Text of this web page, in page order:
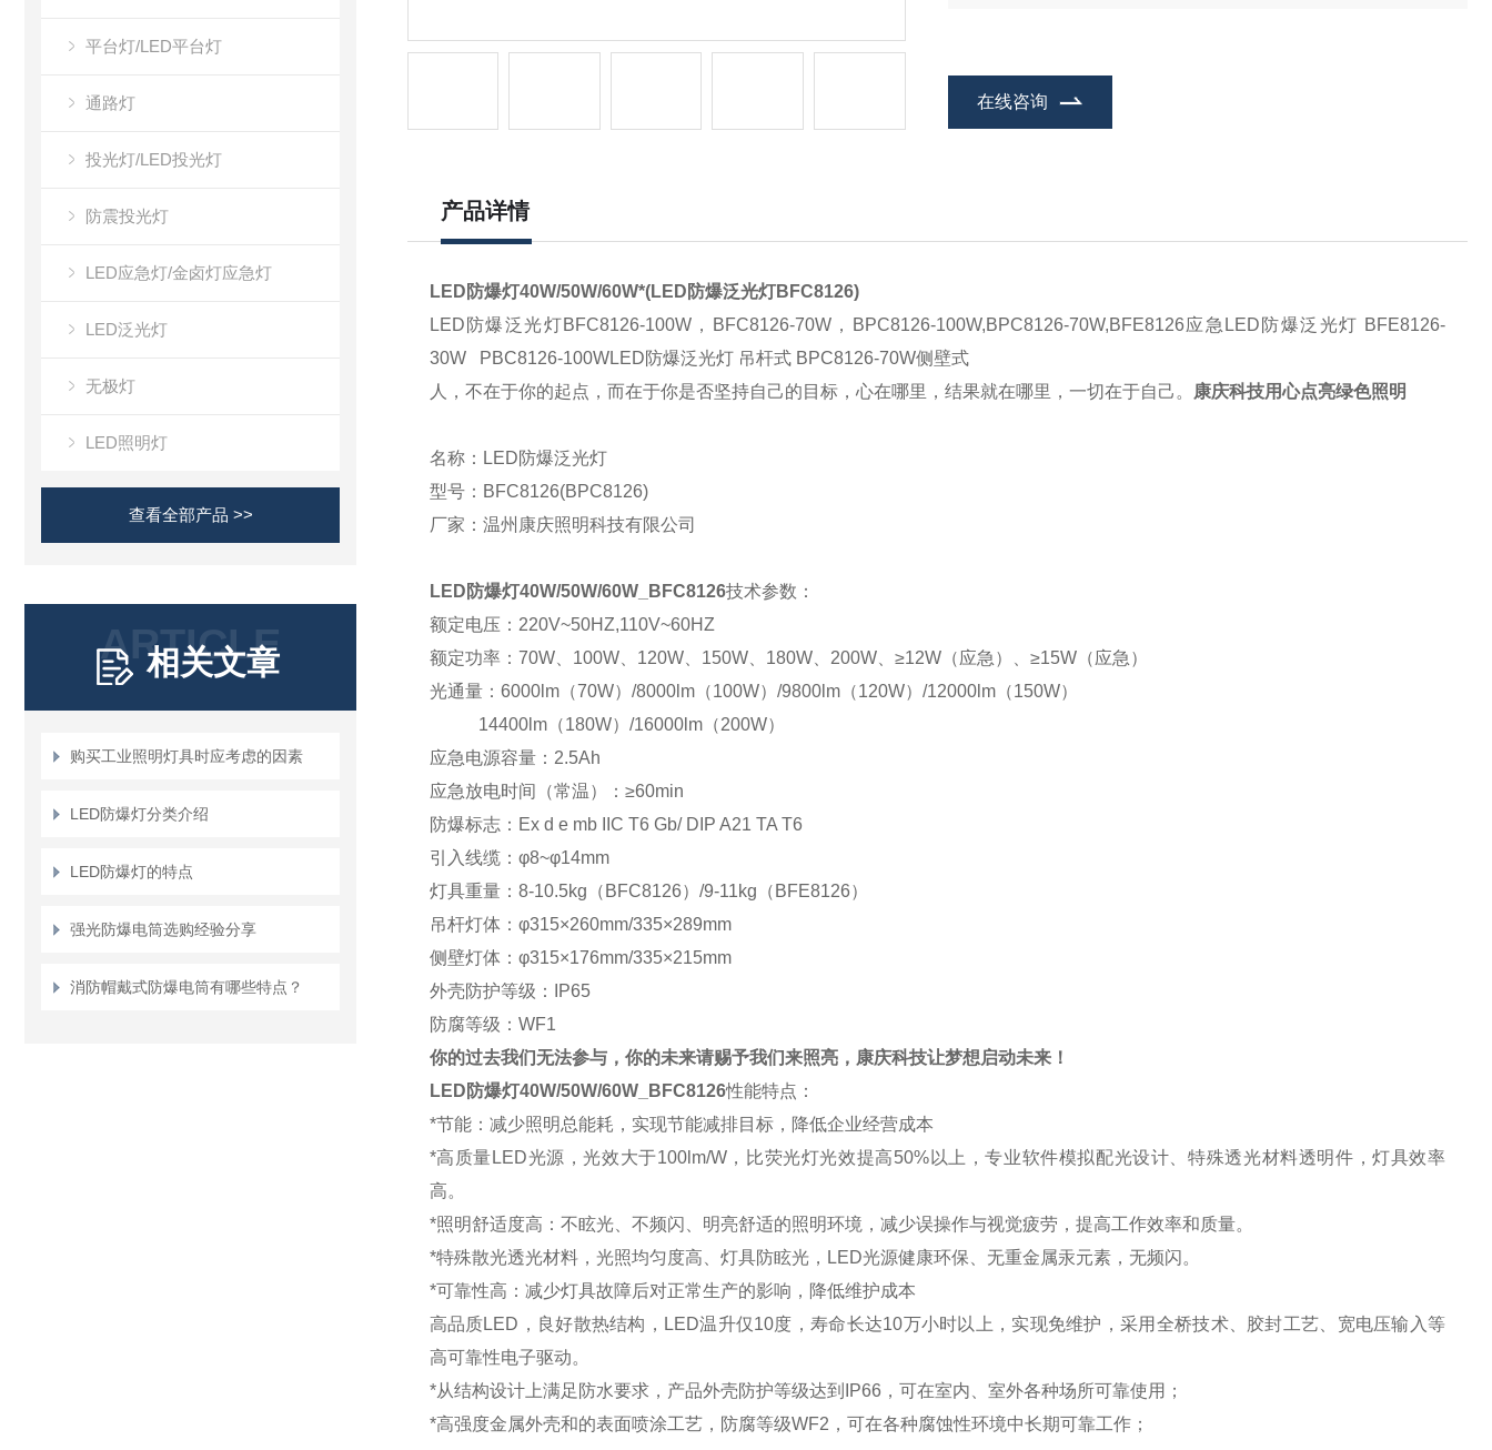
平台灯/LED平台灯
通路灯
投光灯/LED投光灯
防震投光灯
LED应急灯/金卤灯应急灯
LED泛光灯
无极灯
LED照明灯
查看全部产品 >>
ARTICLE
相关文章
购买工业照明灯具时应考虑的因素
LED防爆灯分类介绍
LED防爆灯的特点
强光防爆电筒选购经验分享
消防帽戴式防爆电筒有哪些特点？
在线咨询
产品详情
LED防爆灯40W/50W/60W*(LED防爆泛光灯BFC8126)
LED防爆泛光灯BFC8126-100W ， BFC8126-70W，
BPC8126-100W,BPC8126-70W,BFE8126应急LED防爆泛光灯 BFE8126-
30W PBC8126-100WLED防爆泛光灯 吊杆式 BPC8126-70W侧壁式
人，不在于你的起点，而在于你是否坚持自己的目标，心在哪里，结果就在哪里，一切在于自己 。 康庆科技用心点亮绿色照明
名称： LED防爆泛光灯
型号： BFC8126(BPC8126)
厂家： 温州康庆照明科技有限公司
LED防爆灯40W/50W/60W_ BFC8126技术参数：
额定电压： 220V~50HZ,110V~60HZ
额定功率： 70W、100W、120W、150W、180W、200W、≥12W（应急）、≥15W（应急）
光通量： 6000lm（70W）/8000lm（100W）/9800lm（120W）/12000lm（150W）
14400lm（180W）/16000lm（200W）
应急电源容量： 2.5Ah
应急放电时间（常温）： ≥60min
防爆标志： Ex d e mb IIC T6 Gb/ DIP A21 TA T6
引入线缆： φ8~φ14mm
灯具重量： 8-10.5kg（BFC8126）/9-11kg（BFE8126）
吊杆灯体： φ315×260mm/335×289mm
侧壁灯体： φ315×176mm/335×215mm
外壳防护等级：
IP65
防腐等级： WF1
你的过去我们无法参与，你的未来请赐予我们来照亮， 康庆科技让梦想启动未来！
LED防爆灯40W/50W/60W_ BFC8126性能特点：
*节能：减少照明总能耗，实现节能减排目标，降低企业经营成本
*高质量 LED光源，光效大于100lm/W，比荧光灯光效提高50%以上，专业软件模拟配光设计、特殊透光材料透明件，灯具效率
高。
*照明舒适度高：不眩光、不频闪、明亮舒适的照明环境，减少误操作与视觉疲劳，提高工作效率和质量。
*特殊散光透光材料，光照均匀度高、灯具防眩光， LED光源健康环保、无重金属汞元素，无频闪。
*可靠性高：减少灯具故障后对正常生产的影响，降低维护成本
高品质LED，良好散热结构，LED温升仅10度，寿命长达10万小时以上，实现免维护，采用全桥技术、胶封工艺、宽电压输入等
高可靠性电子驱动。
*从结构设计上满足防水要求，产品外壳防护等级达到 IP66，可在室内、室外各种场所可靠使用；
*高强度金属外壳和的表面喷涂工艺，防腐等级WF2，可在各种腐蚀性环境中长期可靠工作；